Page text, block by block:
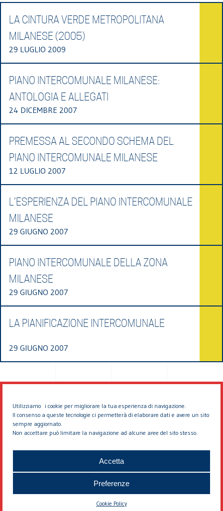
Utilizziamo i cookie per migliorare la tua esperienza di navigazione.
Il consenso a queste tecnologie ci permetterà di elaborare dati e avere un sito
sempre aggiornato.
Non accettare può limitare la navigazione ad alcune aree del sito stesso.
Accetta
Preferenze
Cookie Policy
LA CINTURA VERDE METROPOLITANA
MILANESE (2005)
29 LUGLIO 2009
PIANO INTERCOMUNALE MILANESE:
ANTOLOGIA E ALLEGATI
24 DICEMBRE 2007
PREMESSA AL SECONDO SCHEMA DEL
PIANO INTERCOMUNALE MILANESE
12 LUGLIO 2007
L’ESPERIENZA DEL PIANO INTERCOMUNALE
MILANESE
29 GIUGNO 2007
PIANO INTERCOMUNALE DELLA ZONA
MILANESE
29 GIUGNO 2007
LA PIANIFICAZIONE INTERCOMUNALE
29 GIUGNO 2007
© 2026 EDDYBURG